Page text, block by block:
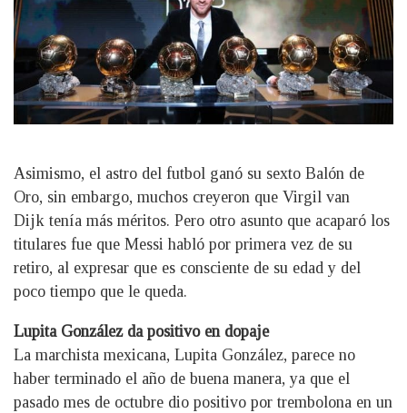
Asimismo, el astro del futbol ganó su sexto Balón de
Oro, sin embargo, muchos creyeron que Virgil van
Dijk tenía más méritos. Pero otro asunto que acaparó los
titulares fue que Messi habló por primera vez de su
retiro, al expresar que es consciente de su edad y del
poco tiempo que le queda.
Lupita González da positivo en dopaje
La marchista mexicana, Lupita González, parece no
haber terminado el año de buena manera, ya que el
pasado mes de octubre dio positivo por trembolona en un